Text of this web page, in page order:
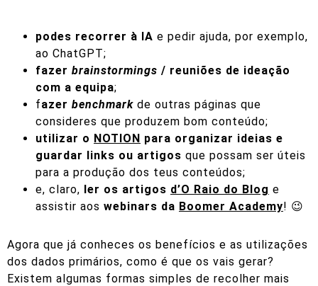
podes recorrer à IA e pedir ajuda, por exemplo,
ao ChatGPT;
fazer brainstormings / reuniões de ideação
com a equipa;
fazer benchmark de outras páginas que
consideres que produzem bom conteúdo;
utilizar o NOTION para organizar ideias e
guardar links ou artigos que possam ser úteis
para a produção dos teus conteúdos;
e, claro, ler os artigos d’O Raio do Blog e
assistir aos webinars da Boomer Academy! 😉
Agora que já conheces os benefícios e as utilizações
dos dados primários, como é que os vais gerar?
Existem algumas formas simples de recolher mais